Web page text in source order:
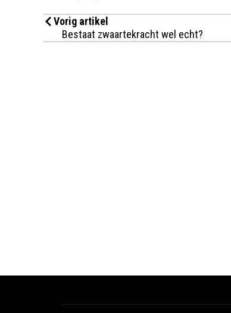
Vorig artikel
Bestaat zwaartekracht wel echt?